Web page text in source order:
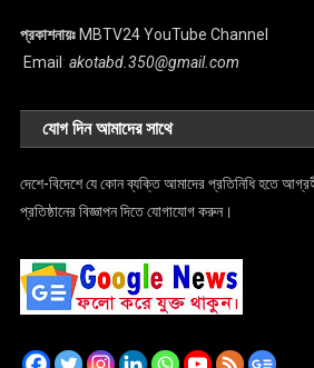
প্রকাশনায়ঃ MBTV24 YouTube Channel
Email :akotabd.350@gmail.com
যোগ দিন আমাদের সাথে
দেশে-বিদেশে যে কোন ব্যক্তি আমাদের প্রতিনিধি হতে
প্রতিষ্ঠানের বিজ্ঞাপন দিতে যোগাযোগ করুন।